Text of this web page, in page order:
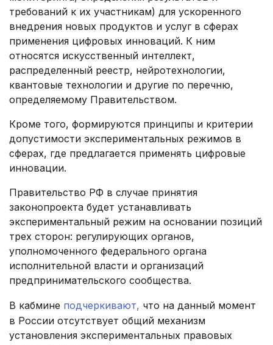
требований к их участникам) для ускоренного
внедрения новых продуктов и услуг в сферах
применения цифровых инноваций. К ним
относятся искусственный интеллект,
распределенный реестр, нейротехнологии,
квантовые технологии и другие по перечню,
определяемому Правительством.
Кроме того, формируются принципы и критерии
допустимости экспериментальных режимов в
сферах, где предлагается применять цифровые
инновации.
Правительство РФ в случае принятия
законопроекта будет устанавливать
экспериментальный режим на основании позиций
трех сторон: регулирующих органов,
уполномоченного федерального органа
исполнительной власти и организаций
предпринимательского сообщества.
В кабмине подчеркивают, что на данный момент
в России отсутствует общий механизм
установления экспериментальных правовых